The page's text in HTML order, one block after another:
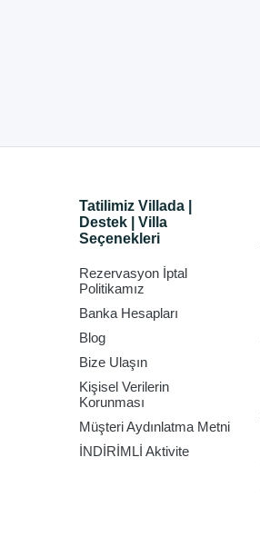
Tatilimiz Villada |
Destek | Villa
Seçenekleri
Rezervasyon İptal
Politikamız
Banka Hesapları
Blog
Bize Ulaşın
Kişisel Verilerin
Korunması
Müşteri Aydınlatma Metni
İNDİRİMLİ Aktivite